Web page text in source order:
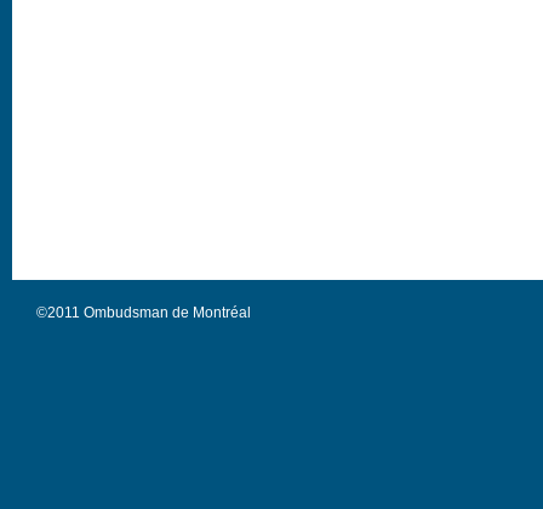
©2011 Ombudsman de Montréal